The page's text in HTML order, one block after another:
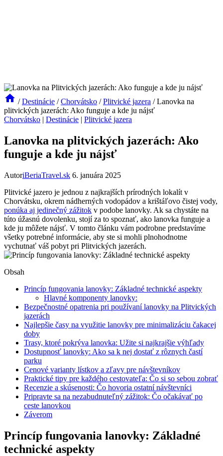
/ Destinácie / Chorvátsko / Plitvické jazera / Lanovka na
plitvických jazerách: Ako funguje a kde ju nájsť
Chorvátsko | Destinácie | Plitvické jazera
Lanovka na plitvických jazerách: Ako
funguje a kde ju nájsť
AutoriBeriaTravel.sk 6. januára 2025
Plitvické jazero je jednou z najkrajších prírodných lokalít v
Chorvátsku, okrem nádherných vodopádov a krištáľovo čistej vody,
ponúka aj jedinečný zážitok v podobe lanovky. Ak sa chystáte na
túto úžasnú dovolenku, stojí za to spoznať, ako lanovka funguje a
kde ju môžete nájsť. V tomto článku vám podrobne predstavíme
všetky potrebné informácie, aby ste si mohli plnohodnotne
vychutnať váš pobyt pri Plitvických jazerách.
Obsah
Princíp fungovania lanovky: Základné technické aspekty
Hlavné komponenty lanovky:
Bezpečnostné opatrenia pri používaní lanovky na Plitvických
jazerách
Najlepšie časy na využitie lanovky pre minimalizáciu čakacej
doby
Trasy, ktoré pokrýva lanovka: Užite si najkrajšie výhľady
Dostupnosť lanovky: Ako sa k nej dostať z rôznych častí
parku
Cenové varianty lístkov a zľavy pre návštevníkov
Praktické tipy pre každého cestovateľa: Čo si so sebou zobrať
Recenzie a skúsenosti: Čo hovoria ostatní návštevníci
Pripravte sa na nezabudnuteľný zážitok: Čo očakávať po
ceste lanovkou
Záverom
Princíp fungovania lanovky: Základné
technické aspekty